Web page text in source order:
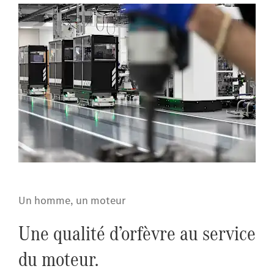
Un homme, un moteur
Une qualité d’orfèvre au service
du moteur.